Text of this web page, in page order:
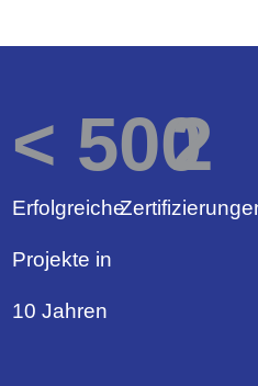
Erfolgreiche
Projekte in
10 Jahren
< 500
2